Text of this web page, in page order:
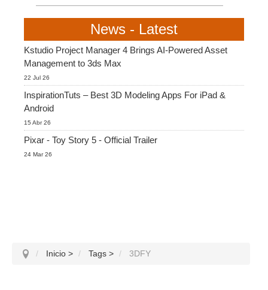
News - Latest
Kstudio Project Manager 4 Brings AI-Powered Asset
Management to 3ds Max
22 Jul 26
InspirationTuts – Best 3D Modeling Apps For iPad &
Android
15 Abr 26
Pixar - Toy Story 5 - Official Trailer
24 Mar 26
Inicio > Tags > 3DFY